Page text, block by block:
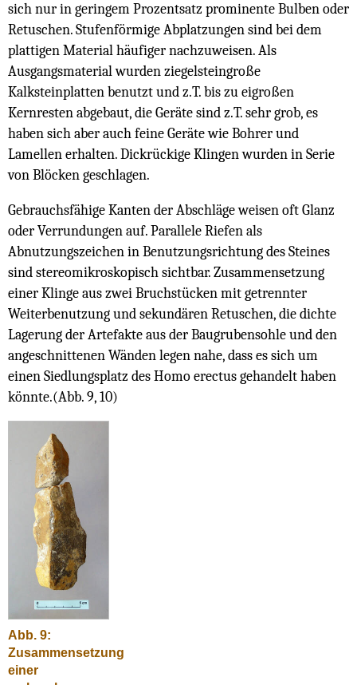
sich nur in geringem Prozentsatz prominente Bulben oder
Retuschen. Stufenförmige Abplatzungen sind bei dem
plattigen Material häufiger nachzuweisen. Als
Ausgangsmaterial wurden ziegelsteingroße
Kalksteinplatten benutzt und z.T. bis zu eigroßen
Kernresten abgebaut, die Geräte sind z.T. sehr grob, es
haben sich aber auch feine Geräte wie Bohrer und
Lamellen erhalten. Dickrückige Klingen wurden in Serie
von Blöcken geschlagen.
Gebrauchsfähige Kanten der Abschläge weisen oft Glanz
oder Verrundungen auf. Parallele Riefen als
Abnutzungszeichen in Benutzungsrichtung des Steines
sind stereomikroskopisch sichtbar. Zusammensetzung
einer Klinge aus zwei Bruchstücken mit getrennter
Weiterbenutzung und sekundären Retuschen, die dichte
Lagerung der Artefakte aus der Baugrubensohle und den
angeschnittenen Wänden legen nahe, dass es sich um
einen Siedlungsplatz des Homo erectus gehandelt haben
könnte.(Abb. 9, 10)
Abb. 9:
Zusammensetzung
einer